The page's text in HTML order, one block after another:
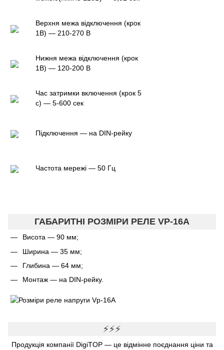
Верхня межа відключення (крок
1В) — 210-270 В
Нижня межа відключення (крок
1В) — 120-200 В
Час затримки включення (крок 5
с) — 5-600 сек
Підключення — на DIN-рейку
Частота мережі — 50 Гц
ГАБАРИТНІ РОЗМІРИ РЕЛЕ VP-16A
Висота — 90 мм;
Ширина — 35 мм;
Глибина — 64 мм;
Монтаж — на DIN-рейку.
⚡⚡⚡
Продукція компанії DigiTOP — це відмінне поєднання ціни та